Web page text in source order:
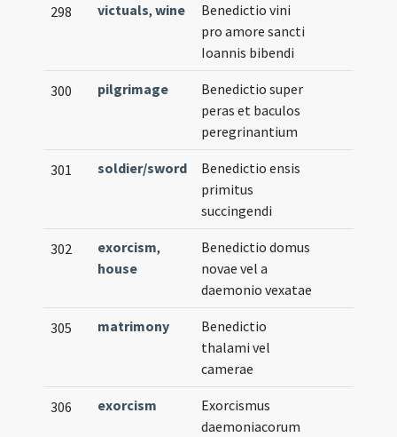
298 victuals,wine
Benedictio vini
pro amore sancti
Ioannis bibendi
300 pilgrimage
Benedictio super
peras et baculos
peregrinantium
301 soldier/sword
Benedictio ensis
primitus
succingendi
302 exorcism,
house
Benedictio domus
novae vel a
daemonio vexatae
305 matrimony
Benedictio
thalami vel
camerae
306 exorcism
Exorcismus
daemoniacorum